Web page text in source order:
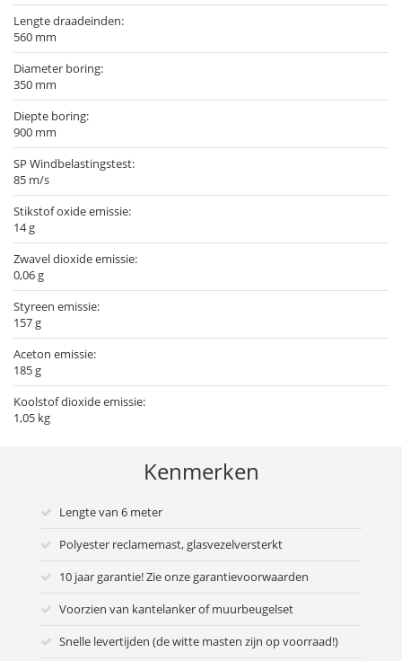
Lengte draadeinden:
560 mm
Diameter boring:
350 mm
Diepte boring:
900 mm
SP Windbelastingstest:
85 m/s
Stikstof oxide emissie:
14 g
Zwavel dioxide emissie:
0,06 g
Styreen emissie:
157 g
Aceton emissie:
185 g
Koolstof dioxide emissie:
1,05 kg
Kenmerken
Lengte van 6 meter
Polyester reclamemast, glasvezelversterkt
10 jaar garantie! Zie onze garantievoorwaarden
Voorzien van kantelanker of muurbeugelset
Snelle levertijden (de witte masten zijn op voorraad!)